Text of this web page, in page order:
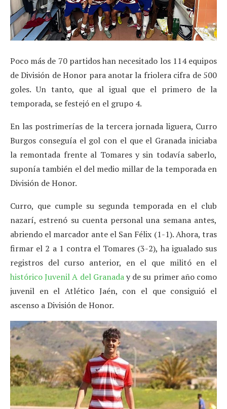
Poco más de 70 partidos han necesitado los 114 equipos
de División de Honor para anotar la friolera cifra de 500
goles. Un tanto, que al igual que el primero de la
temporada, se festejó en el grupo 4.
En las postrimerías de la tercera jornada liguera, Curro
Burgos conseguía el gol con el que el Granada iniciaba
la remontada frente al Tomares y sin todavía saberlo,
suponía también el del medio millar de la temporada en
División de Honor.
Curro, que cumple su segunda temporada en el club
nazarí, estrenó su cuenta personal una semana antes,
abriendo el marcador ante el San Félix (1-1). Ahora, tras
firmar el 2 a 1 contra el Tomares (3-2), ha igualado sus
registros del curso anterior, en el que militó en el
histórico Juvenil A del Granaday de su primer año como
juvenil en el Atlético Jaén, con el que consiguió el
ascenso a División de Honor.